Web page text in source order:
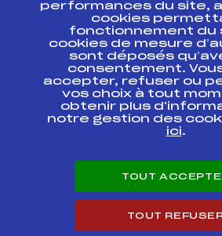
Pass’Neige
Projet sportif fédéral
Projet de performance
Antidopage
Pôle Développement,
Scientifique
Listes ministérielles
Pôle vie de l’athlète
Enseignement
Carrières
performances du site,
cookies
fonctionnement du
cookies de mesure
sont déposés
consentement.
accepter, refuser ou
vos choix à tout
obtenir plus
notre gestion des
ici.
TOUT
TOUT